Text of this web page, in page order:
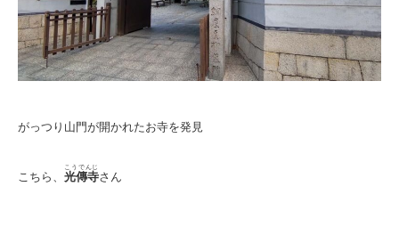
がっつり山門が開かれたお寺を発見
こちら、 光傳寺
こうでんじ
さん